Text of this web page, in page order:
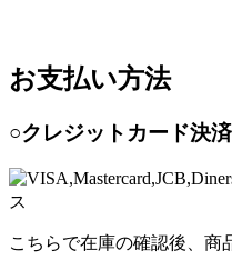
お支払い方法
○クレジットカード決済
こちらで在庫の確認後、商